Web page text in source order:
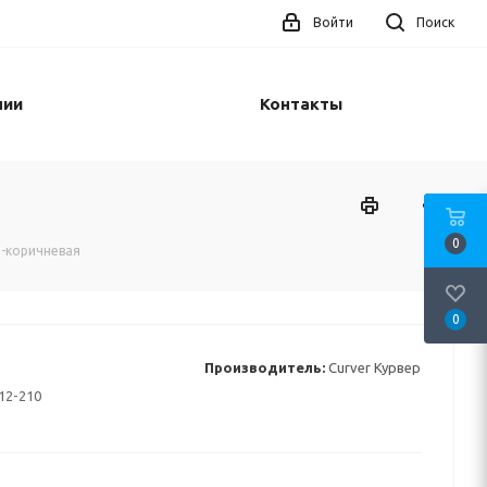
Поиск
Войти
Контакты
Производитель: Curver Курвер
210
0
0